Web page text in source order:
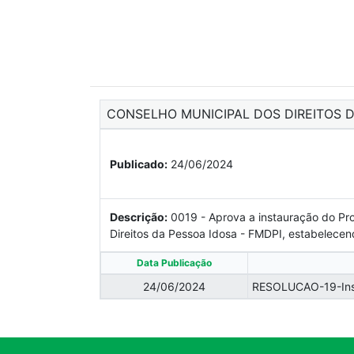
CONSELHO MUNICIPAL DOS
Publicado: 24/06/2024
Descrição: 0019 - Aprova a instauração do
Direitos da Pessoa Idosa - FMDPI,
Data Publicação
24/06/2024 RESOLUCAO-19-